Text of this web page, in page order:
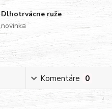
Dlhotrvácne ruže
novinka
Komentáre 0